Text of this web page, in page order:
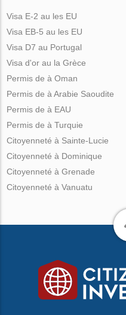
Visa E-2 au les EU
Visa EB-5 au les EU
Visa D7 au Portugal
Visa d'or au la Grèce
Permis de à Oman
Permis de à Arabie Saoudite
Permis de à EAU
Permis de à Turquie
Citoyenneté à Sainte-Lucie
Citoyenneté à Dominique
Citoyenneté à Grenade
Citoyenneté à Vanuatu